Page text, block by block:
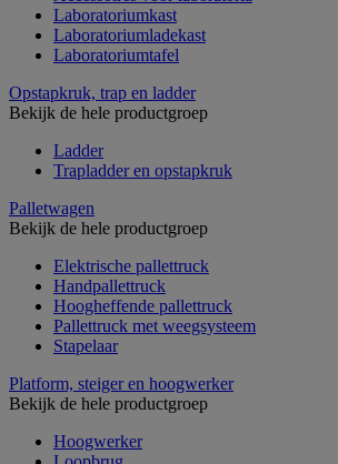
Laboratoriumkast
Laboratoriumladekast
Laboratoriumtafel
Opstapkruk, trap en ladder
Bekijk de hele productgroep
Ladder
Trapladder en opstapkruk
Palletwagen
Bekijk de hele productgroep
Elektrische pallettruck
Handpallettruck
Hoogheffende pallettruck
Pallettruck met weegsysteem
Stapelaar
Platform, steiger en hoogwerker
Bekijk de hele productgroep
Hoogwerker